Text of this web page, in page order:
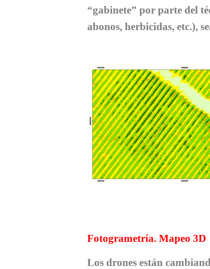
“gabinete” por parte del
abonos, herbicidas, etc.),
Fotogrametría. Mapeo 3D
Los drones están